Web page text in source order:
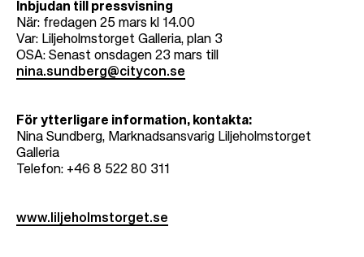
Inbjudan till pressvisning
När: fredagen 25 mars kl 14.00
Var: Liljeholmstorget Galleria, plan 3
OSA: Senast onsdagen 23 mars till
nina.sundberg@citycon.se
För ytterligare information, kontakta:
Nina Sundberg, Marknadsansvarig Liljeholmstorget
Galleria
Telefon: +46 8 522 80 311
www.liljeholmstorget.se